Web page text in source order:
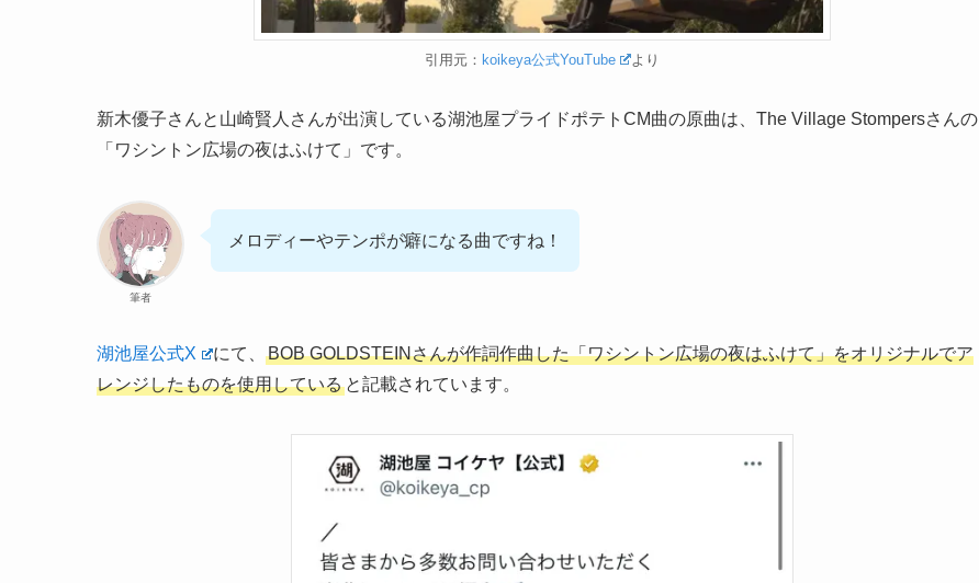
引用元：koikeya公式YouTube より
新木優子さんと山崎賢人さんが出演している湖池屋プライドポテトCM曲の原曲は、The Village Stompersさんの
「ワシントン広場の夜はふけて」です。
筆者
メロディーやテンポが癖になる曲ですね！
湖池屋公式X にて、
BOB GOLDSTEINさんが作詞作曲した「ワシントン広場の夜はふけて」をオリジナルでア
レンジしたものを使用している と記載されています。